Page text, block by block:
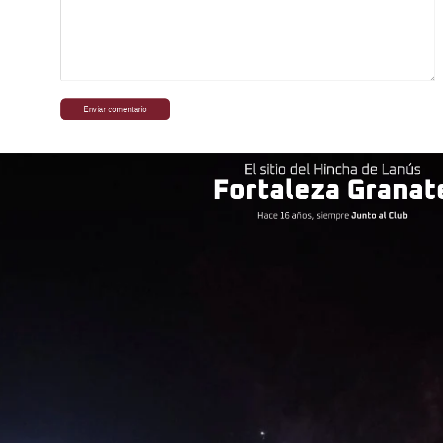
El sitio del Hincha de Lanús
Fortaleza
Hace 16 años, siempre Junto al Club